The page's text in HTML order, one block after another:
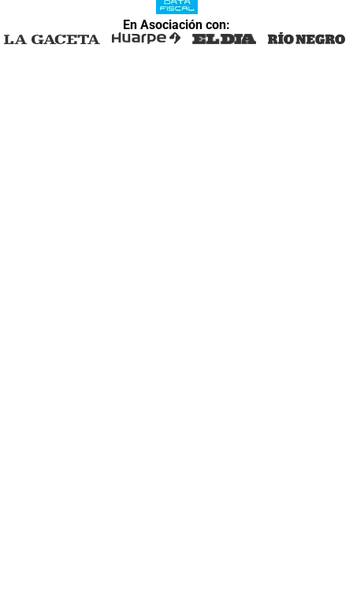
En Asociación con: